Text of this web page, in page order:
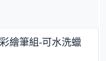
繪筆組-可水洗蠟